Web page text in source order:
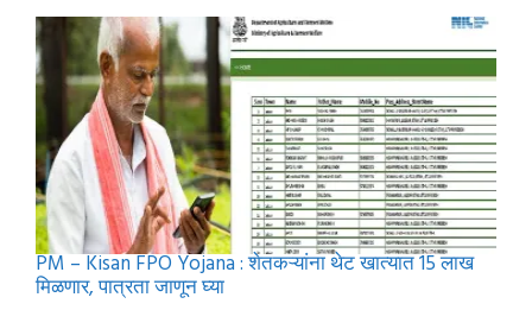
PM – Kisan FPO Yojana : शेतकऱ्यांना थेट खात्यात 15 लाख
मिळणार, पात्रता जाणून घ्या